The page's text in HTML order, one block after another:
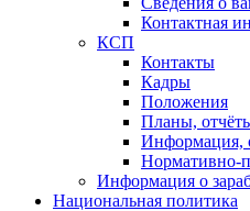
Контактная
КСП
Контакты
Кадры
Положения
Планы,
Информация,
Нормативно-
Информация о
Национальная политика